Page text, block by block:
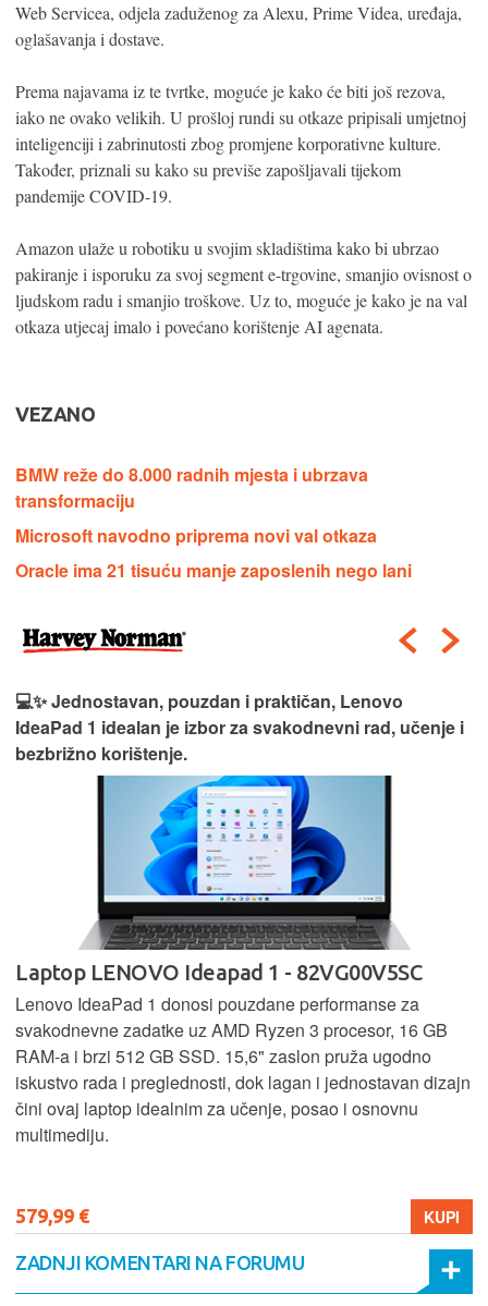
Web Servicea, odjela zaduženog za Alexu, Prime Videa, uređaja,
oglašavanja i dostave.
Prema najavama iz te tvrtke, moguće je kako će biti još rezova,
iako ne ovako velikih. U prošloj rundi su otkaze pripisali umjetnoj
inteligenciji i zabrinutosti zbog promjene korporativne kulture.
Također, priznali su kako su previše zapošljavali tijekom
pandemije COVID-19.
Amazon ulaže u robotiku u svojim skladištima kako bi ubrzao
pakiranje i isporuku za svoj segment e-trgovine, smanjio ovisnost o
ljudskom radu i smanjio troškove. Uz to, moguće je kako je na val
otkaza utjecaj imalo i povećano korištenje AI agenata.
VEZANO
BMW reže do 8.000 radnih mjesta i ubrzava
transformaciju
Microsoft navodno priprema novi val otkaza
Oracle ima 21 tisuću manje zaposlenih nego lani
💻✨ Jednostavan, pouzdan i praktičan, Lenovo
IdeaPad 1 idealan je izbor za svakodnevni rad, učenje i
bezbrižno korištenje.
Laptop LENOVO Ideapad 1 - 82VG00V5SC
Lenovo IdeaPad 1 donosi pouzdane performanse za
svakodnevne zadatke uz AMD Ryzen 3 procesor, 16 GB
RAM-a i brzi 512 GB SSD. 15,6" zaslon pruža ugodno
iskustvo rada i preglednosti, dok lagan i jednostavan dizajn
čini ovaj laptop idealnim za učenje, posao i osnovnu
multimediju.
579,99 € KUPI
ZADNJI KOMENTARI NA FORUMU